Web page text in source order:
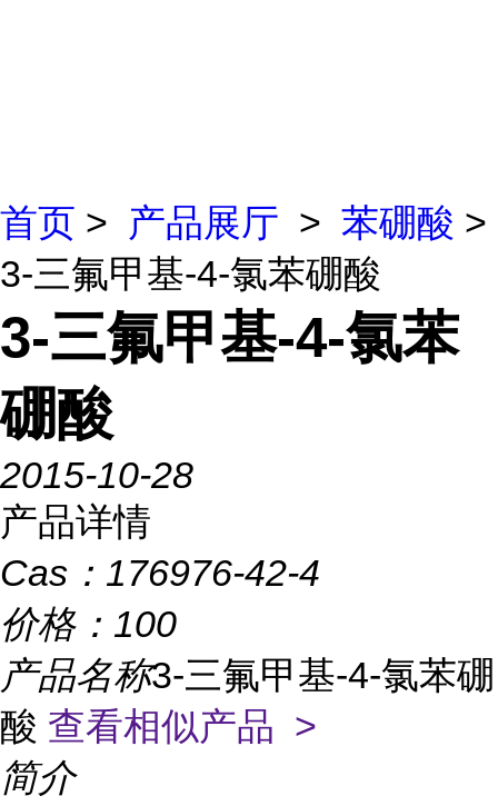
首页 > 产品展厅 > 苯硼酸 >
3-三氟甲基-4-氯苯硼酸
3-三氟甲基-4-氯苯
硼酸
2015-10-28
产品详情
Cas： 176976-42-4
价格： 100
产品名称3-三氟甲基-4-氯苯硼
酸 查看相似产品 >
简介